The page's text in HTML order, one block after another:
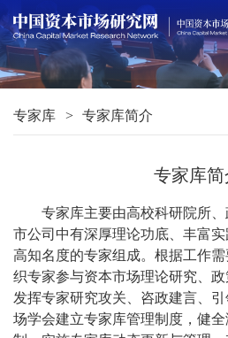
专家库 专家库简介
专家库简
专家库主要由高校科研院所、
市公司中有深厚理论功底、丰富
高知名度的专家组成。根据工作
织专家参与资本市场理论研究、政
发挥专家研究攻关、咨政建言、
场学会建立专家库管理制度，健